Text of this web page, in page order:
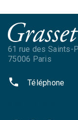
61 rue des Saints-
75006 Paris
phone Téléphone